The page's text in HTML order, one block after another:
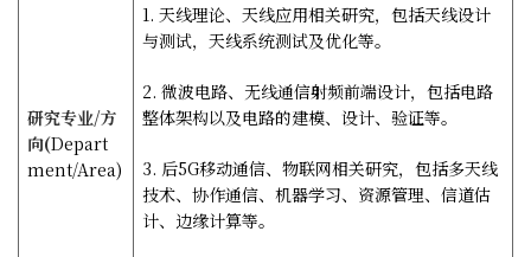
研究专业/方
向(Depart
ment/Area)
1.天线理论、天线应用相关研究，包括天线设计
与测试，天线系统测试及优化等。
2.微波电路、无线通信射频前端设计，包括电路
整体架构以及电路的建模、设计、验证等。
3. 后5G移动通信、物联网相关研究，包括多天线
技术、协作通信、机器学习、资源管理、信道估
计、边缘计算等。